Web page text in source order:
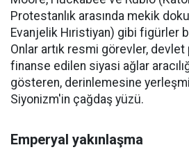
Protestanlık arasında mekik
Evanjelik Hıristiyan) gibi figürler
Onlar artık resmi görevler, devlet
finanse edilen siyasi ağlar
gösteren, derinlemesine
Siyonizm'in çağdaş yüzü.
Emperyal yakınlaşma